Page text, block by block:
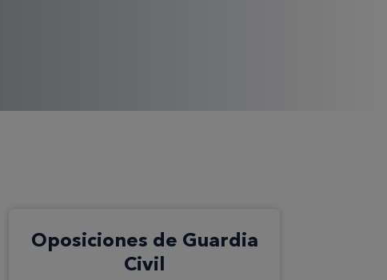
Oposiciones de Guardia
Civil